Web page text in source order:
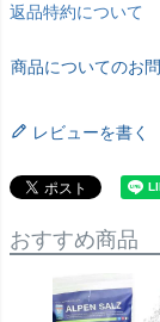
返品特約について
商品についてのお
レビューを書く
おすすめ商品